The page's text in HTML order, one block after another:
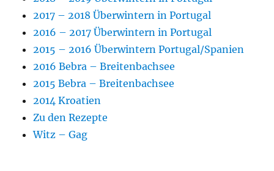
2017 – 2018 Überwintern in Portugal
2016 – 2017 Überwintern in Portugal
2015 – 2016 Überwintern Portugal/Spanien
2016 Bebra – Breitenbachsee
2015 Bebra – Breitenbachsee
2014 Kroatien
Zu den Rezepte
Witz – Gag